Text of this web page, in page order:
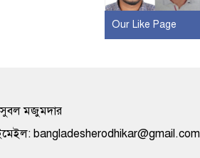
Our Like Page
সুবল মজুমদার
bangladesherodhikar@gmail.com